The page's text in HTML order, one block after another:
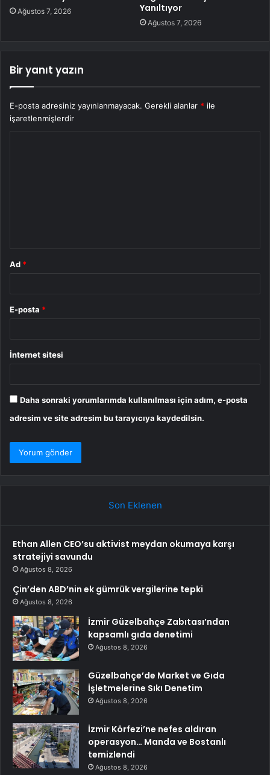
Ağustos 7, 2026
Yanıltıyor
Ağustos 7, 2026
Bir yanıt yazın
E-posta adresiniz yayınlanmayacak. Gerekli alanlar * ile
işaretlenmişlerdir
Ad *
E-posta *
İnternet sitesi
Daha sonraki yorumlarımda kullanılması için adım, e-posta
adresim ve site adresim bu tarayıcıya kaydedilsin.
Son Eklenen
Ethan Allen CEO’su aktivist meydan okumaya karşı
stratejiyi savundu
Ağustos 8, 2026
Çin’den ABD’nin ek gümrük vergilerine tepki
Ağustos 8, 2026
İzmir Güzelbahçe Zabıtası’ndan
kapsamlı gıda denetimi
Ağustos 8, 2026
Güzelbahçe’de Market ve Gıda
İşletmelerine Sıkı Denetim
Ağustos 8, 2026
İzmir Körfezi’ne nefes aldıran
operasyon… Manda ve Bostanlı
temizlendi
Ağustos 8, 2026